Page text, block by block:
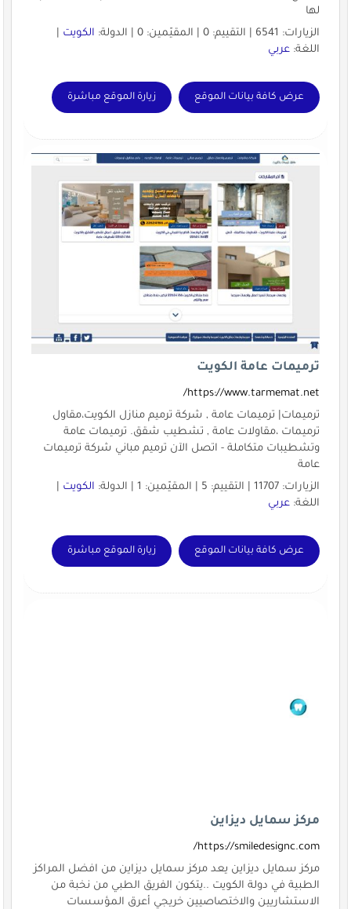
لها
الزيارات: 6541 | التقييم: 0 | المقيّمين: 0 | الدولة:
الكويت|
اللغة: عربي
عرض كافة بيانات الموقع زيارة الموقع مباشرة
ترميمات عامة الكويت
https://www.tarmemat.net/
ترميمات| ترميمات عامة , شركة ترميم منازل الكويت،مقاول
ترميمات ،مقاولات عامة , تشطيب شقق. ترميمات عامة
وتشطيبات متكاملة - اتصل الآن ترميم مباني شركة ترميمات
عامة
الزيارات: 11707 | التقييم: 5 | المقيّمين: 1 | الدولة:
الكويت|
اللغة: عربي
عرض كافة بيانات الموقع زيارة الموقع مباشرة
مركز سمايل ديزاين
https://smiledesignc.com/
مركز سمايل ديزاين يعد مركز سمايل ديزاين من افضل المراكز
الطبية في دولة الكويت ..يتكون الفريق الطبي من نخبة من
الاستشاريين والاختصاصيين خريجي أعرق المؤسسات